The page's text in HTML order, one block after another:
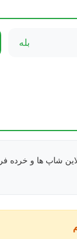
بله
شاپ ها و خرده